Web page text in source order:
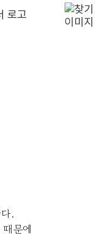
.
문에